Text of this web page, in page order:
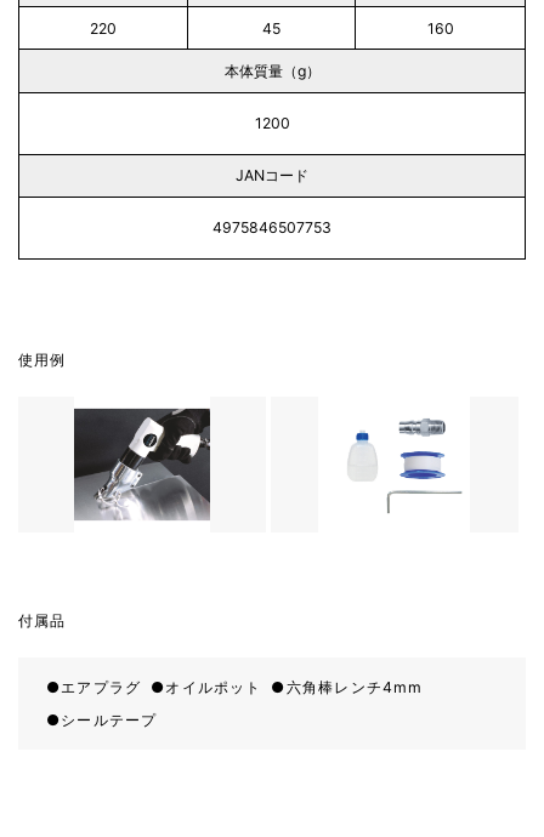
220 45 160
本体質量（g）
1200
JANコード
4975846507753
使用例
付属品
エアプラグ オイルポット
六角棒レンチ4mm
シールテープ